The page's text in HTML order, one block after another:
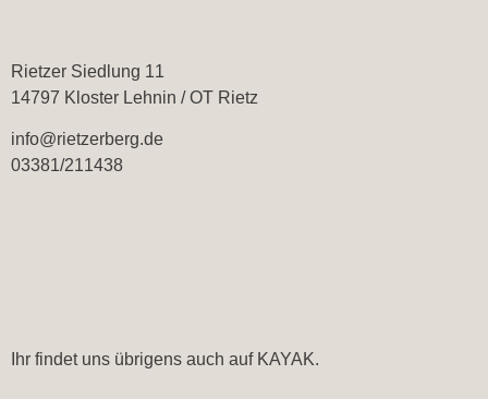
Rietzer Siedlung 11
14797 Kloster Lehnin / OT Rietz
info@rietzerberg.de
03381/211438
Ihr findet uns übrigens auch auf KAYAK.